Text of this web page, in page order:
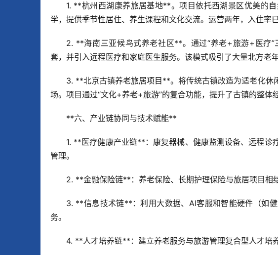
1. **杭州西湖康养旅居基地**。项目依托西湖景区优美的
学，提供季节性居住、养生课程和文化交流。运营两年，入住率
2. **海南三亚候鸟式养老社区**。通过“养老+旅游+医疗
套，并引入远程医疗和家庭医生服务。该模式吸引了大量北方老
3. **北京古镇养老旅居项目**。将传统古镇改造为适老化休
场。项目通过“文化+养老+旅游”的复合功能，提升了古镇的整体
**六、产业链协同与技术赋能**
1. **医疗健康产业链**：康复器械、健康监测设备、远程诊
管理。
2. **金融保险链**：养老保险、长期护理保险与旅居项目相
3. **信息技术链**：利用大数据、AI客服和智能硬件（如
务。
4. **人才培养链**：建立养老服务与旅游管理复合型人才培